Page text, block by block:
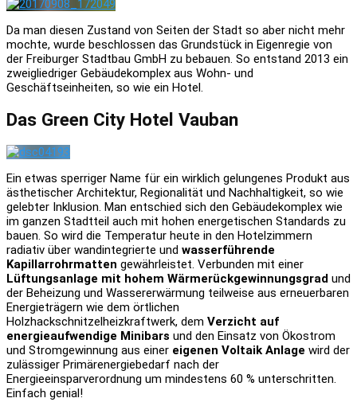
Da man diesen Zustand von Seiten der Stadt so aber nicht mehr
mochte, wurde beschlossen das Grundstück in Eigenregie von
der Freiburger Stadtbau GmbH zu bebauen. So entstand 2013 ein
zweigliedriger Gebäudekomplex aus Wohn- und
Geschäftseinheiten, so wie ein Hotel.
Das Green City Hotel Vauban
Ein etwas sperriger Name für ein wirklich gelungenes Produkt aus
ästhetischer Architektur, Regionalität und Nachhaltigkeit, so wie
gelebter Inklusion. Man entschied sich den Gebäudekomplex wie
im ganzen Stadtteil auch mit hohen energetischen Standards zu
bauen. So wird die Temperatur heute in den Hotelzimmern
radiativ über wandintegrierte und wasserführende
Kapillarrohrmatten gewährleistet. Verbunden mit einer
Lüftungsanlage mit hohem Wärmerückgewinnungsgrad und
der Beheizung und Wassererwärmung teilweise aus erneuerbaren
Energieträgern wie dem örtlichen
Holzhackschnitzelheizkraftwerk, dem Verzicht auf
energieaufwendige Minibars und den Einsatz von Ökostrom
und Stromgewinnung aus einer eigenen Voltaik Anlage wird der
zulässiger Primärenergiebedarf nach der
Energieeinsparverordnung um mindestens 60 % unterschritten.
Einfach genial!